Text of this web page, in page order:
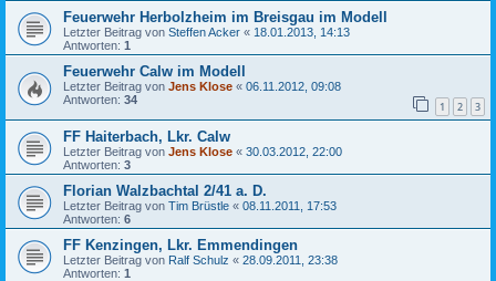
Feuerwehr Herbolzheim im Breisgau im Modell
Letzter Beitrag von Steffen Acker « 18.01.2013, 14:13
Antworten: 1
Feuerwehr Calw im Modell
Letzter Beitrag von Jens Klose « 06.11.2012, 09:08
Antworten: 34 1 2 3
FF Haiterbach, Lkr. Calw
Letzter Beitrag von Jens Klose « 30.03.2012, 22:00
Antworten: 3
Florian Walzbachtal 2/41 a. D.
Letzter Beitrag von Tim Brüstle « 08.11.2011, 17:53
Antworten: 6
FF Kenzingen, Lkr. Emmendingen
Letzter Beitrag von Ralf Schulz « 28.09.2011, 23:38
Antworten: 1